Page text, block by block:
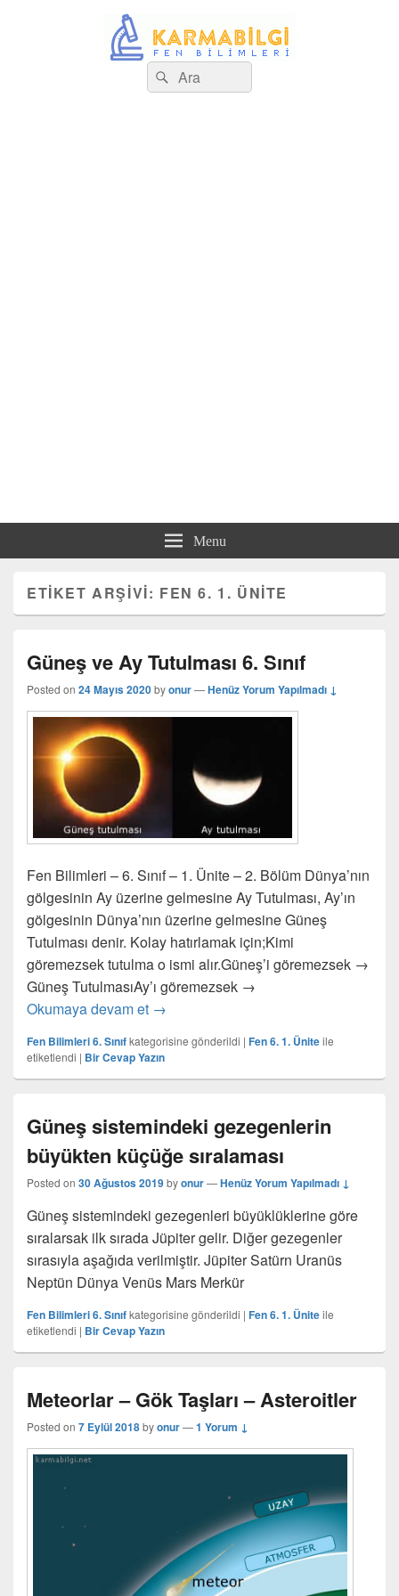
Search
for:
Ara
Menu
ETIKET ARŞIVI: FEN 6. 1. ÜNITE
Güneş ve Ay Tutulması 6. Sınıf
Posted on 24 Mayıs 2020byonur—Henüz Yorum Yapılmadı ↓
Fen Bilimleri – 6. Sınıf – 1. Ünite – 2. Bölüm Dünya’nın
gölgesinin Ay üzerine gelmesine Ay Tutulması, Ay’ın
gölgesinin Dünya’nın üzerine gelmesine Güneş
Tutulması denir. Kolay hatırlamak için;Kimi
göremezsek tutulma o ismi alır.Güneş’i göremezsek →
Güneş TutulmasıAy’ı göremezsek →
Okumaya devam et Güneş ve Ay Tutulması 6. Sınıf
→
Fen Bilimleri 6. Sınıfkategorisine gönderildi | Fen 6. 1. Üniteile
etiketlendi | Bir Cevap Yazın
Güneş sistemindeki gezegenlerin
büyükten küçüğe sıralaması
Posted on 30 Ağustos 2019byonur—Henüz Yorum Yapılmadı ↓
Güneş sistemindeki gezegenleri büyüklüklerine göre
sıralarsak ilk sırada Jüpiter gelir. Diğer gezegenler
sırasıyla aşağıda verilmiştir. Jüpiter Satürn Uranüs
Neptün Dünya Venüs Mars Merkür
Fen Bilimleri 6. Sınıfkategorisine gönderildi | Fen 6. 1. Üniteile
etiketlendi | Bir Cevap Yazın
Meteorlar – Gök Taşları – Asteroitler
Posted on 7 Eylül 2018byonur—1 Yorum ↓